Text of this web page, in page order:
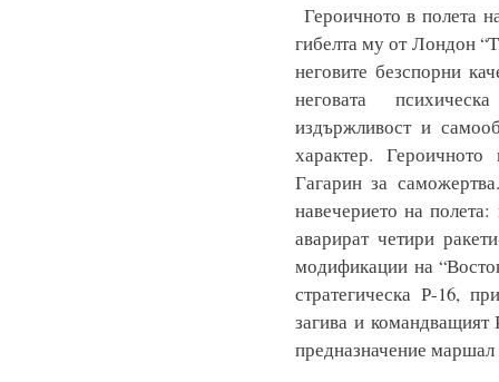
Героичното в полета
гибелта му от Лондон
неговите безспорни
неговата
издържливост и
характер.
Гагарин за
навечерието на
аварират четири
модификации на
стратегическа Р-16,
загива и командващият
предназначение